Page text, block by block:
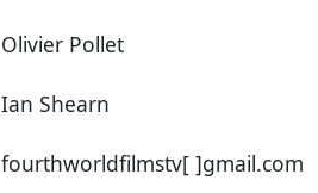
Olivier Pollet
Ian Shearn
fourthworldfilmstv[ ]gmail.com